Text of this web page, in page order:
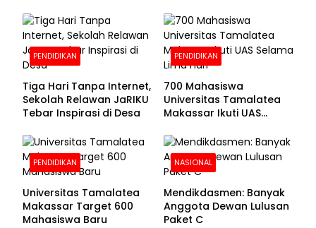
Pendaftaran Segera
Dibuka
PENDIDIKAN
Tiga Hari Tanpa Internet,
Sekolah Relawan JaRIKU
Tebar Inspirasi di Desa
PENDIDIKAN
700 Mahasiswa
Universitas Tamalatea
Makassar Ikuti UAS
PENDIDIKAN
Universitas Tamalatea
Makassar Target 600
Mahasiswa Baru
NASIONAL
Mendikdasmen: Banyak
Anggota Dewan Lulusan
Paket C